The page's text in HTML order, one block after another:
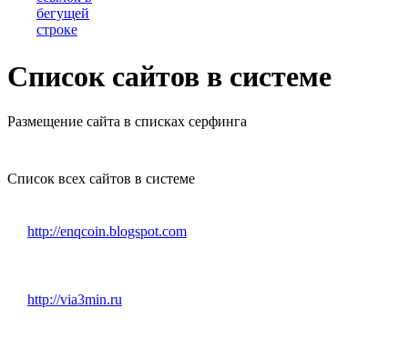
Список сайтов в системе
Размещение сайта в списках серфинга
Список всех сайтов в системе
http://enqcoin.blogspot.com
http://via3min.ru